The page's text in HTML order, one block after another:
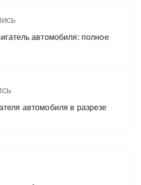
автомобиля: полное
автомобиля в разрезе